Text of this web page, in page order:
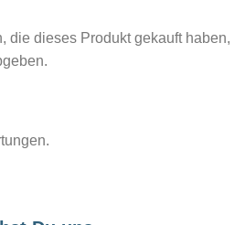
die dieses Produkt gekauft haben,